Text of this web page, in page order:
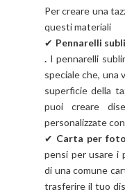
Per creare una
questi materiali
✔ Pennarelli
. I pennarelli
speciale che, una
superficie della
puoi creare
personalizzate
✔ Carta per
pensi per usare i
di una comune
trasferire il tuo